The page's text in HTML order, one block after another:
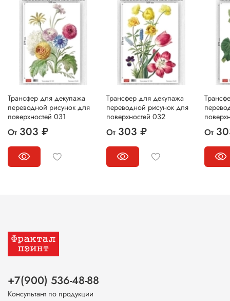
Трансфер для декупажа
переводной рисунок для
поверхностей 031
От 303 ₽
Трансфер для декупажа
переводной рисунок для
поверхностей 032
От 303 ₽ От
+7(900) 536-48-88
Консультант по продукции